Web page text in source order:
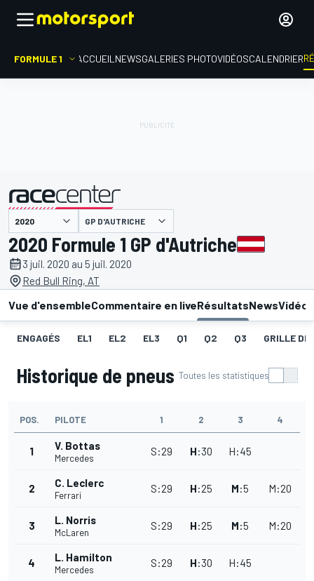
FORMULE 1 ACCUEIL NEWSGALERIES PHOTOVIDÉOSCALENDRIER
présenté par GP D'AUTRICHE
2020 Formule 1 GP d'Autriche
3 juil. 2020 au 5 juil. 2020
Red Bull Ring, AT
Vue d'ensembleCommentaire en liveRésultatsNewsVidéos
ENGAGÉS EL1 EL2 EL3 Q1 Q2 Q3 GRILLE DE
Historique de pneus Toutes les statistiques
POS. PILOTE 1 2 3 4
1 V. Bottas
Mercedes
S:29 H:30 H:45
2 C. Leclerc
Ferrari
S:29 H:25 M:5 M:20
3 L. Norris
McLaren
S:29 H:25 M:5 M:20
4 L. Hamilton
Mercedes
S:29 H:30 H:45